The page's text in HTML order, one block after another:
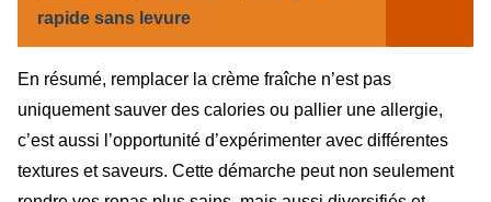
rapide sans levure
En résumé, remplacer la crème fraîche n’est pas
uniquement sauver des calories ou pallier une allergie,
c’est aussi l’opportunité d’expérimenter avec différentes
textures et saveurs. Cette démarche peut non seulement